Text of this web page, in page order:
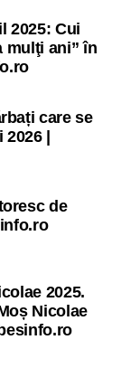
2025: Cui
mulţi ani” în
care se
|
de
2025.
Nicolae